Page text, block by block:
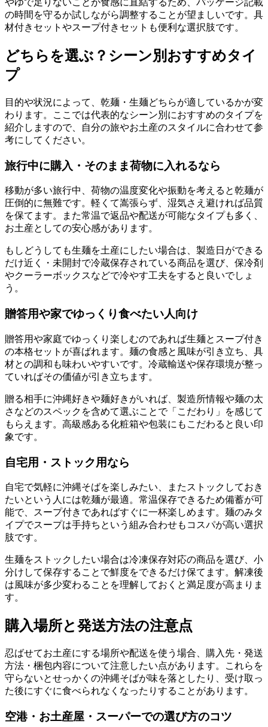
やゆで足りないことが食感に直結するため、パッケージ記載
の時間を守るか試しながら調整することが望ましいです。具
材付きセットやスープ付きセットも便利な選択肢です。
どちらを選ぶ？シーン別おすすめタイ
プ
目的や状況によって、乾麺・生麺どちらが適しているかが変
わります。ここでは代表的なシーン別におすすめのタイプを
紹介しますので、自分の旅やお土産のスタイルに合わせて参
考にしてください。
旅行中に購入・そのまま荷物に入れるなら
移動が多い旅行中、荷物の温度変化や振動を考えると乾麺が
圧倒的に無難です。軽くて嵩張らず、湿気さえ避ければ品質
を保てます。また常温で返品や配送が可能なタイプも多く、
お土産としての安心感があります。
もしどうしても生麺を土産にしたい場合は、製造日ができる
だけ近く・未開封で冷蔵保存されている商品を選び、保冷剤
やクーラーボックスなどで冷やす工夫をすると良いでしょ
う。
贈答用や家でゆっくり食べたい人向け
贈答用や家庭でゆっくり楽しむのであれば生麺とスープ付き
の本格セットが喜ばれます。麺の食感と風味が引き立ち、具
材との調和も味わいやすいです。冷蔵輸送や保存環境が整っ
ていればその価値が引き立ちます。
贈る相手に沖縄好きや麺好きがいれば、製造所情報や麺の太
さなどのスペックを含めて選ぶことで「こだわり」を感じて
もらえます。高級感ある化粧箱や包装にもこだわると良い印
象です。
自宅用・ストック用なら
自宅で気軽に沖縄そばを楽しみたい、またストックしておき
たいという人には乾麺が最適。常温保存できるため備蓄が可
能で、スープ付きであればすぐに一杯楽しめます。麺のみタ
イプでスープは手持ちという組み合わせもコスパが高い選択
肢です。
生麺をストックしたい場合は冷凍保存対応の商品を選び、小
分けして保存することで鮮度をできるだけ保てます。解凍後
は風味が多少変わることを理解しておくと満足度が高まりま
す。
購入場所と発送方法の注意点
忍ばせてお土産にする場所や配送を使う場合、購入先・発送
方法・梱包内容について注意したい点があります。これらを
守らないとせっかくの沖縄そばが味を落としたり、受け取っ
た後にすぐに食べられなくなったりすることがあります。
空港・お土産屋・スーパーでの選び方のコツ